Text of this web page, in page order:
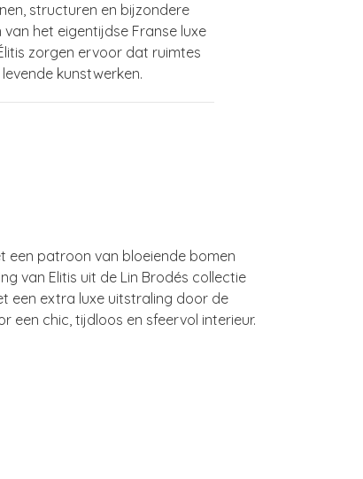
structuren en bijzondere
van het eigentijdse Franse luxe
zorgen ervoor dat ruimtes
kunstwerken.
een patroon van bloeiende bomen
van Elitis uit de Lin Brodés collectie
een extra luxe uitstraling door de
een chic, tijdloos en sfeervol interieur.